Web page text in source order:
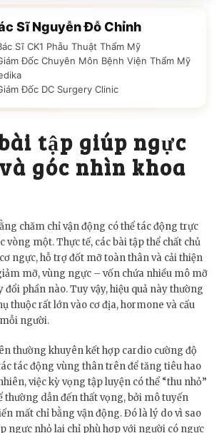
Sĩ Nguyễn Đỗ Chỉnh
Sĩ CK1 Phẫu Thuật Thẩm Mỹ
Đốc Chuyên Môn Bệnh Viện Thẩm Mỹ
Đốc DC Surgery Clinic
tập giúp ngực
góc nhìn khoa
chăm chỉ vận động có thể tác động trực
vòng một. Thực tế, các bài tập thể chất chủ
ngực, hỗ trợ đốt mỡ toàn thân và cải thiện
mỡ, vùng ngực – vốn chứa nhiều mô mỡ
đổi phần nào. Tuy vậy, hiệu quả này thường
thuộc rất lớn vào cơ địa, hormone và cấu
người.
thường khuyên kết hợp cardio cường độ
tác động vùng thân trên để tăng tiêu hao
việc kỳ vọng tập luyện có thể “thu nhỏ”
thường dẫn đến thất vọng, bởi mô tuyến
mất chỉ bằng vận động. Đó là lý do vì sao
ngực nhỏ lại chỉ phù hợp với người có ngực